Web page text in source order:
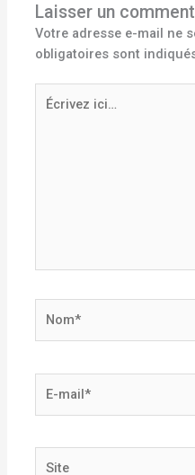
Laisser un
Votre adresse e-mail ne
obligatoires sont
Écrivez
ici…
mail*